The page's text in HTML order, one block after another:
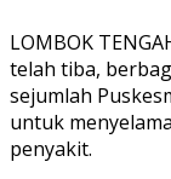
LOMBOK
telah tiba,
sejumlah
untuk
penyakit.